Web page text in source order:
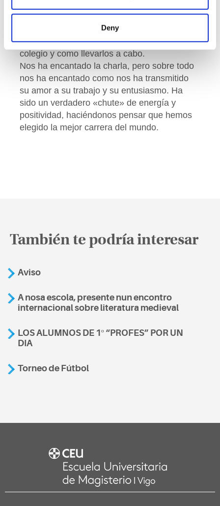
Deny
Atención Temprana.
Fini Alvarez, nos enseñó los métodos de
Estimulación Temprana que tienen en su
colegio y como llevarlos a cabo.
Nos ha encantado la charla, pero sobre todo
nos ha encantado como nos ha transmitido
su amor a su trabajo y su entusiasmo. Ha
sido un verdadero «chute» de energía y
positividad, haciéndonos pensar que hemos
elegido la mejor carrera del mundo.
También te podría interesar
Aviso
A nosa escola, presente nun encontro
internacional sobre literatura medieval
LOS ALUMNOS DE 1º “PROFES” POR UN
DIA
Torneo de Fútbol